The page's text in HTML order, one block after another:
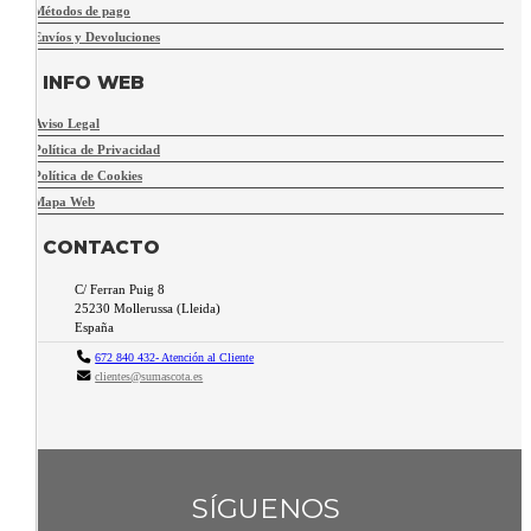
Métodos de pago
Envíos y Devoluciones
INFO WEB
Aviso Legal
Política de Privacidad
Política de Cookies
Mapa Web
CONTACTO
C/ Ferran Puig 8
25230 Mollerussa (Lleida)
España
672 840 432- Atención al Cliente
clientes@sumascota.es
SÍGUENOS